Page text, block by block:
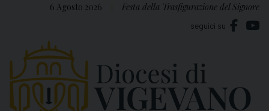
6 Agosto 2026 Festa della Trasfigurazione del Signore
seguici su